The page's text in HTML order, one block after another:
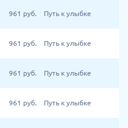
961 руб. Путь к улыбке
961 руб. Путь к улыбке
961 руб. Путь к улыбке
961 руб. Путь к улыбке